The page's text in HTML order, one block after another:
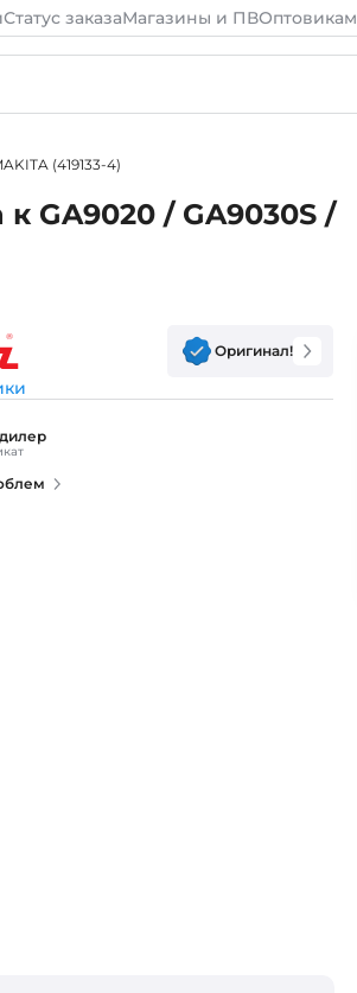
Статус заказаМагазины и ПВОптовикам
(419133-4)
GA9020 / GA9030S /
Оригинал!